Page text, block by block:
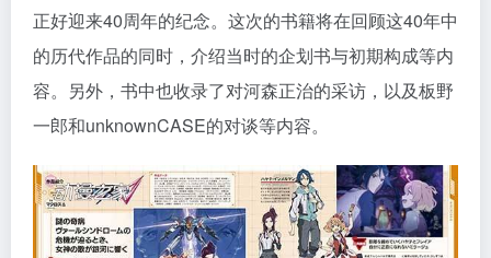
正好迎来40周年的纪念。这次的书籍将在回顾这40年中
的历代作品的同时，介绍当时的企划书与初期构成等内
容。另外，书中也收录了对河森正治的采访，以及板野
一郎和unknownCASE的对谈等内容。